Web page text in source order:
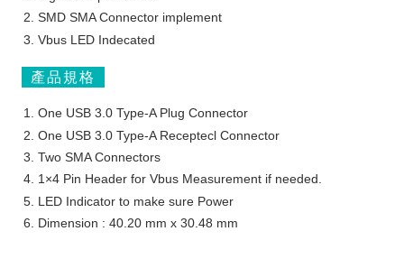
SMD SMA Connector implement
Vbus LED Indecated
產品規格
One USB 3.0 Type-A Plug Connector
One USB 3.0 Type-A Receptecl Connector
Two SMA Connectors
1×4 Pin Header for Vbus Measurement if needed.
LED Indicator to make sure Power
Dimension : 40.20 mm x 30.48 mm